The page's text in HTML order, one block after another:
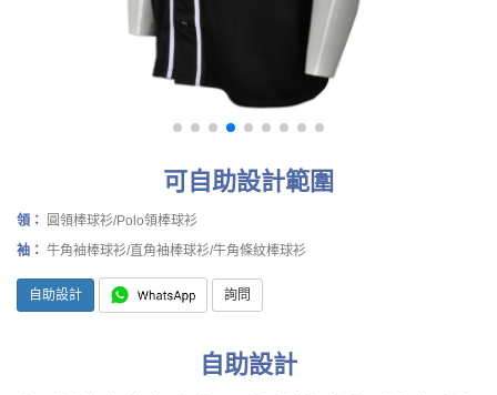
可自助設計範圍
領：
圓領棒球衫/Polo領棒球衫
袖： 牛角袖棒球衫/直角袖棒球衫/牛角條紋棒球衫
自助設計 詢問
自助設計